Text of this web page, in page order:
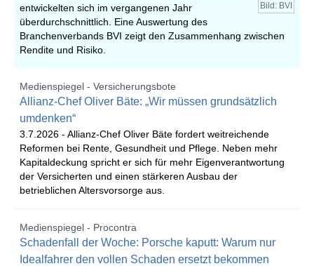
Bild: BVI
entwickelten sich im vergangenen Jahr
überdurchschnittlich. Eine Auswertung des
Branchenverbands BVI zeigt den Zusammenhang zwischen
Rendite und Risiko.
Medienspiegel - Versicherungsbote
Allianz-Chef Oliver Bäte: „Wir müssen grundsätzlich
umdenken“
3.7.2026 - Allianz-Chef Oliver Bäte fordert weitreichende
Reformen bei Rente, Gesundheit und Pflege. Neben mehr
Kapitaldeckung spricht er sich für mehr Eigenverantwortung
der Versicherten und einen stärkeren Ausbau der
betrieblichen Altersvorsorge aus.
Medienspiegel - Procontra
Schadenfall der Woche: Porsche kaputt: Warum nur
Idealfahrer den vollen Schaden ersetzt bekommen